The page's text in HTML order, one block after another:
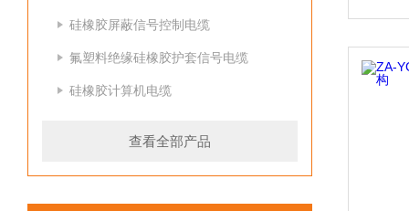
硅橡胶屏蔽信号控制电缆
氟塑料绝缘硅橡胶护套信号电缆
硅橡胶计算机电缆
查看全部产品